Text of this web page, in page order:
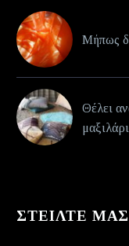
Μήπως
Θέλει
ΣΤΕΊΛΤΕ